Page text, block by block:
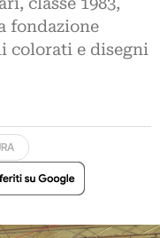
fondazione
colorati e disegni